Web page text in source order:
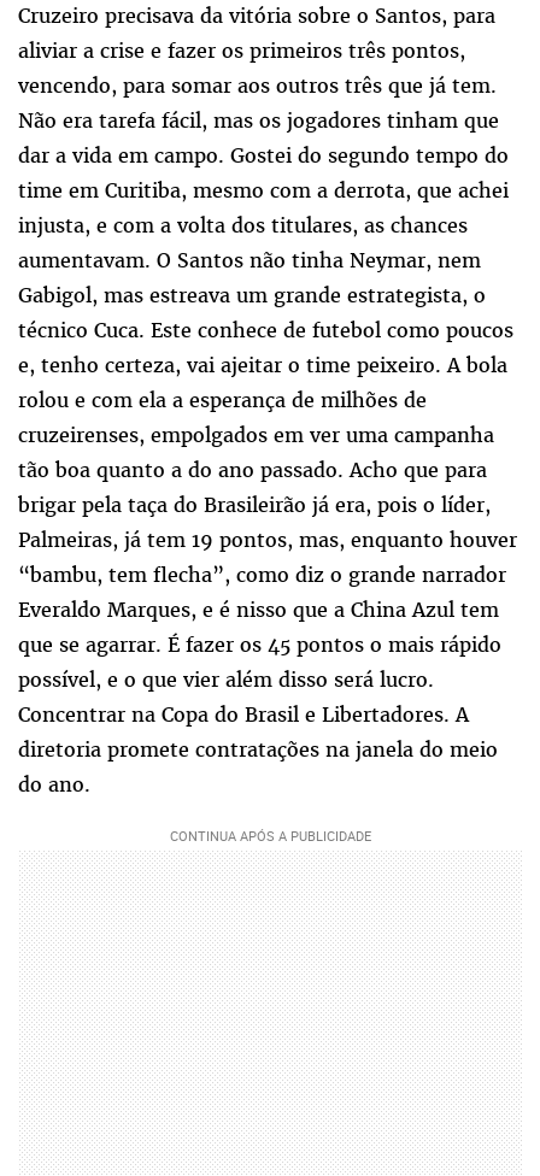
Cruzeiro precisava da vitória sobre o Santos, para
aliviar a crise e fazer os primeiros três pontos,
vencendo, para somar aos outros três que já tem.
Não era tarefa fácil, mas os jogadores tinham que
dar a vida em campo. Gostei do segundo tempo do
time em Curitiba, mesmo com a derrota, que achei
injusta, e com a volta dos titulares, as chances
aumentavam. O Santos não tinha Neymar, nem
Gabigol, mas estreava um grande estrategista, o
técnico Cuca. Este conhece de futebol como poucos
e, tenho certeza, vai ajeitar o time peixeiro. A bola
rolou e com ela a esperança de milhões de
cruzeirenses, empolgados em ver uma campanha
tão boa quanto a do ano passado. Acho que para
brigar pela taça do Brasileirão já era, pois o líder,
Palmeiras, já tem 19 pontos, mas, enquanto houver
“bambu, tem flecha”, como diz o grande narrador
Everaldo Marques, e é nisso que a China Azul tem
que se agarrar. É fazer os 45 pontos o mais rápido
possível, e o que vier além disso será lucro.
Concentrar na Copa do Brasil e Libertadores. A
diretoria promete contratações na janela do meio
do ano.